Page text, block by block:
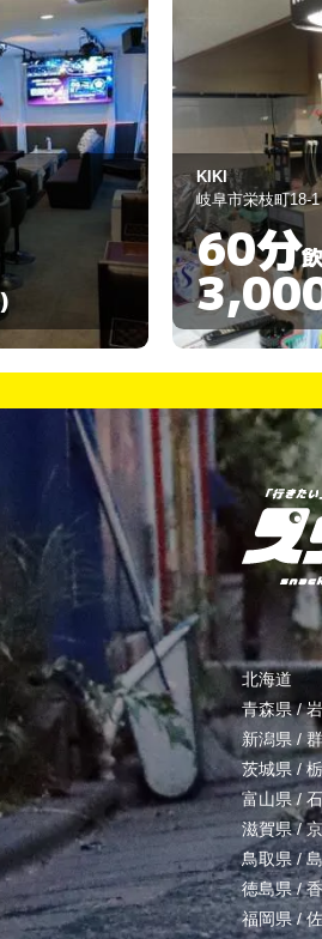
カラオケ＆スナ
岐阜市川部5-6
90分
北海道
青森県/
新潟県 /
茨城県 /
富山県/
滋賀県/
鳥取県/
徳島県/
福岡県/